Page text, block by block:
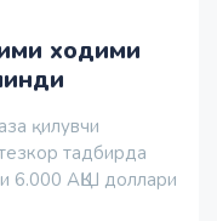
ходими
қилувчи
тадбирда
6.000 АҚШ доллари